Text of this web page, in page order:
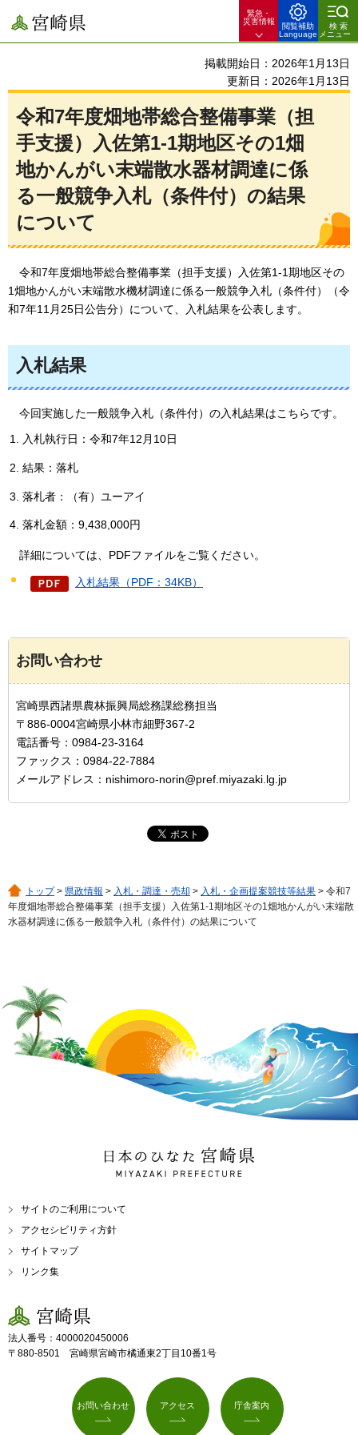
宮崎県
緊急・
災害情報
閲覧補助
Language
検索
メニュー
掲載開始日：2026年1月13日
更新日：2026年1月13日
令和7年度畑地帯総合整備事業（担
手支援）入佐第1-1期地区その1畑
地かんがい末端散水器材調達に係
る一般競争入札（条件付）の結果
について
令和7年度畑地帯総合整備事業（担手支援）入佐第1-1期地区その
1畑地かんがい末端散水機材調達に係る一般競争入札（条件付）（令
和7年11月25日公告分）について、入札結果を公表します。
入札結果
今回実施した一般競争入札（条件付）の入札結果はこちらです。
入札執行日：令和7年12月10日
結果：落札
落札者：（有）ユーアイ
落札金額：9,438,000円
詳細については、PDFファイルをご覧ください。
入札結果（PDF：34KB）
お問い合わせ
宮崎県西諸県農林振興局総務課総務担当
〒886-0004宮崎県小林市細野367-2
電話番号：0984-23-3164
ファックス：0984-22-7884
メールアドレス：nishimoro-norin@pref.miyazaki.lg.jp
トップ> 県政情報 > 入札・調達・売却 > 入札・企画提案競技等結果 > 令和7
年度畑地帯総合整備事業（担手支援）入佐第1-1期地区その1畑地かんがい末端散
水器材調達に係る一般競争入札（条件付）の結果について
日本のひなた 宮崎県
MIYAZAKI PREFECTURE
サイトのご利用について
アクセシビリティ方針
サイトマップ
リンク集
宮崎県
法人番号：4000020450006
〒880-8501 宮崎県宮崎市橘通東2丁目10番1号
お問い合わせ アクセス 庁舎案内